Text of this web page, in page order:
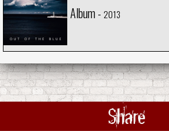
Album - 2013
Share